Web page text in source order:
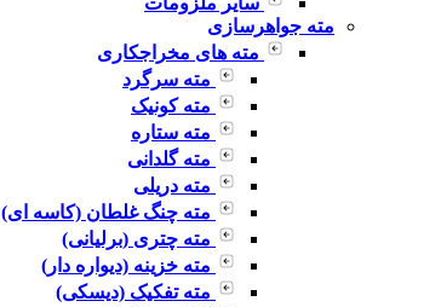
مته جواهرسازی
مته های مخراجکاری
مته سرگرد
مته کونیک
مته ستاره
مته گلدانی
مته دریلی
مته چنگ غلطان (کاسه ای)
مته چتری (برلیانی)
مته خزینه (دیواره دار)
مته تفکیک (دیسکی)